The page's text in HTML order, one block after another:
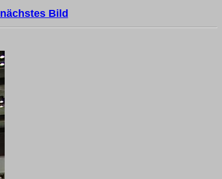
nächstes Bild